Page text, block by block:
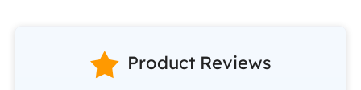
 Product Reviews